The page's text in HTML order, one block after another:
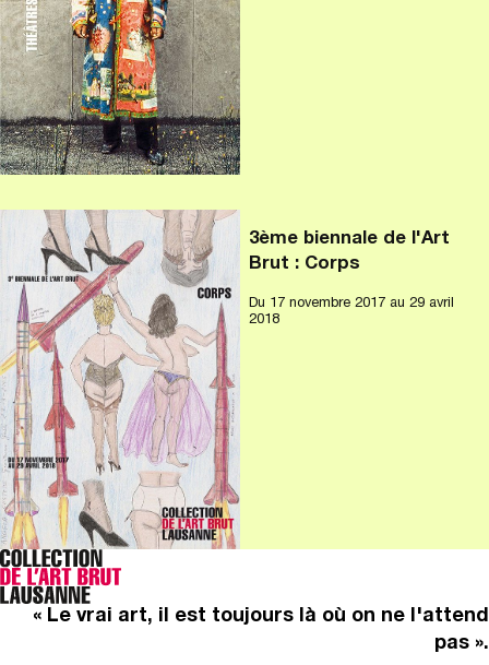
3ème biennale de l'Art
Brut : Corps
Du 17 novembre 2017 au 29 avril
2018
« Le vrai art, il est toujours là où on ne l'attend
pas ».